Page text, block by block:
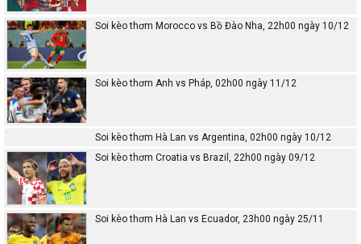
Soi kèo thơm Morocco vs Bồ Đào Nha, 22h00 ngày 10/12
Soi kèo thơm Anh vs Pháp, 02h00 ngày 11/12
Soi kèo thơm Hà Lan vs Argentina, 02h00 ngày 10/12
Soi kèo thơm Croatia vs Brazil, 22h00 ngày 09/12
Soi kèo thơm Hà Lan vs Ecuador, 23h00 ngày 25/11